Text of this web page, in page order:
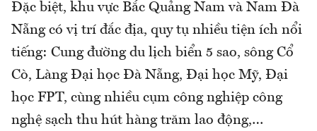
Đặc biệt, khu vực Bắc Quảng Nam và Nam Đà
Nẵng có vị trí đắc địa, quy tụ nhiều tiện ích nổi
tiếng: Cung đường du lịch biển 5 sao, sông Cổ
Cò, Làng Đại học Đà Nẵng, Đại học Mỹ, Đại
học FPT, cùng nhiều cụm công nghiệp công
nghệ sạch thu hút hàng trăm lao động,…